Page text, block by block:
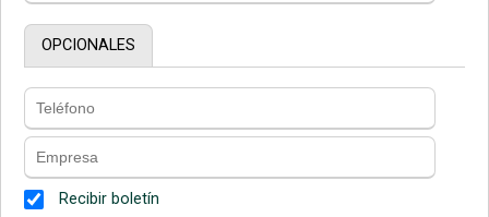
OPCIONALES
Recibir boletín